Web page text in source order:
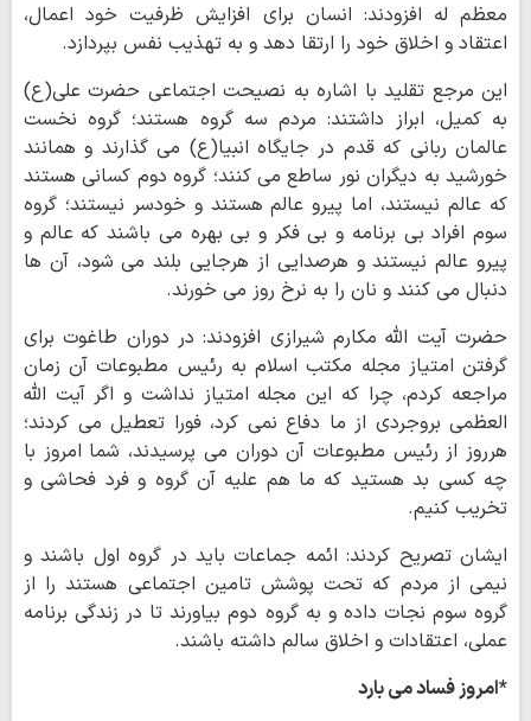
معظم له افزودند: انسان برای افزایش ظرفیت خود اعمال،
اعتقاد و اخلاق خود را ارتقا دهد و به تهذیب نفس بپردازد.
این مرجع تقلید با اشاره به نصیحت اجتماعی حضرت علی(ع)
به کمیل، ابراز داشتند: مردم سه گروه هستند؛ گروه نخست
عالمان ربانی که قدم در جایگاه انبیا(ع) می گذارند و همانند
خورشید به دیگران نور ساطع می کنند؛ گروه دوم کسانی هستند
که عالم نیستند، اما پیرو عالم هستند و خودسر نیستند؛ گروه
سوم افراد بی برنامه و بی فکر و بی بهره می باشند که عالم و
پیرو عالم نیستند و هرصدایی از هرجایی بلند می شود، آن ها
دنبال می کنند و نان را به نرخ روز می خورند.
حضرت آیت الله مکارم شیرازی افزودند: در دوران طاغوت برای
گرفتن امتیاز مجله مکتب اسلام به رئیس مطبوعات آن زمان
مراجعه کردم، چرا که این مجله امتیاز نداشت و اگر آیت الله
العظمی بروجردی از ما دفاع نمی کرد، فورا تعطیل می کردند؛
هرروز از رئیس مطبوعات آن دوران می پرسیدند، شما امروز با
چه کسی بد هستید که ما هم علیه آن گروه و فرد فحاشی و
تخریب کنیم.
ایشان تصریح کردند: ائمه جماعات باید در گروه اول باشند و
نیمی از مردم که تحت پوشش تامین اجتماعی هستند را از
گروه سوم نجات داده و به گروه دوم بیاورند تا در زندگی برنامه
عملی، اعتقادات و اخلاق سالم داشته باشند.
*امروز فساد می بارد